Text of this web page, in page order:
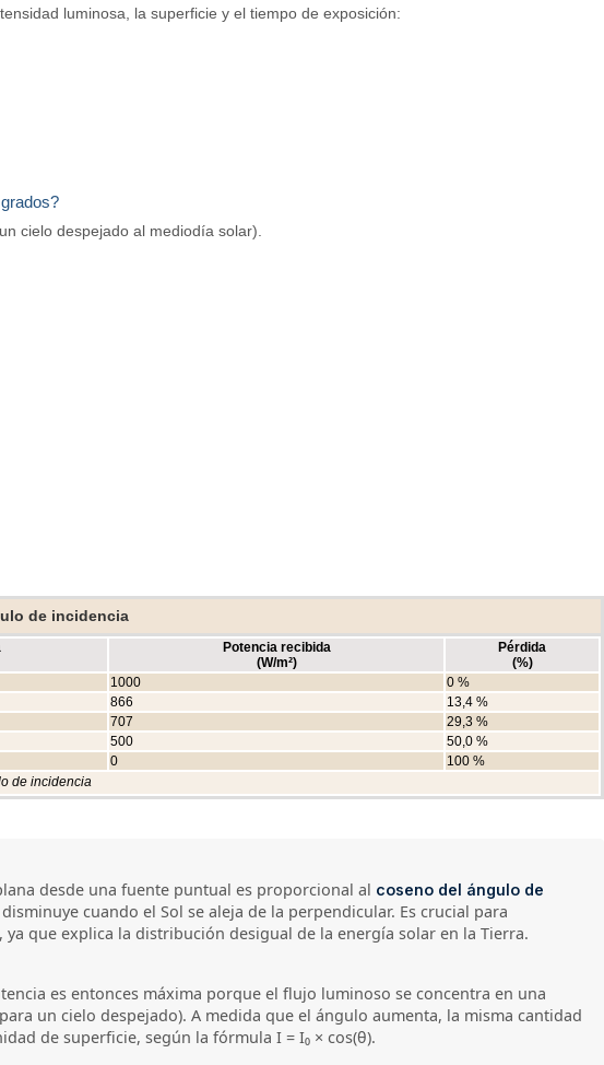
luminosa, la superficie y el tiempo de exposición:
cielo despejado al mediodía solar).
de incidencia
Potencia recibida
(W/m²)
Pérdida
(%)
1000
0 %
866
13,4 %
707
29,3 %
500
50,0 %
0 100 %
de incidencia
desde una fuente puntual es proporcional al coseno del ángulo de
cuando el Sol se aleja de la perpendicular. Es crucial para
que explica la distribución desigual de la energía solar en la Tierra.
es entonces máxima porque el flujo luminoso se concentra en una
un cielo despejado). A medida que el ángulo aumenta, la misma cantidad
de superficie, según la fórmula I = I₀ × cos(θ).